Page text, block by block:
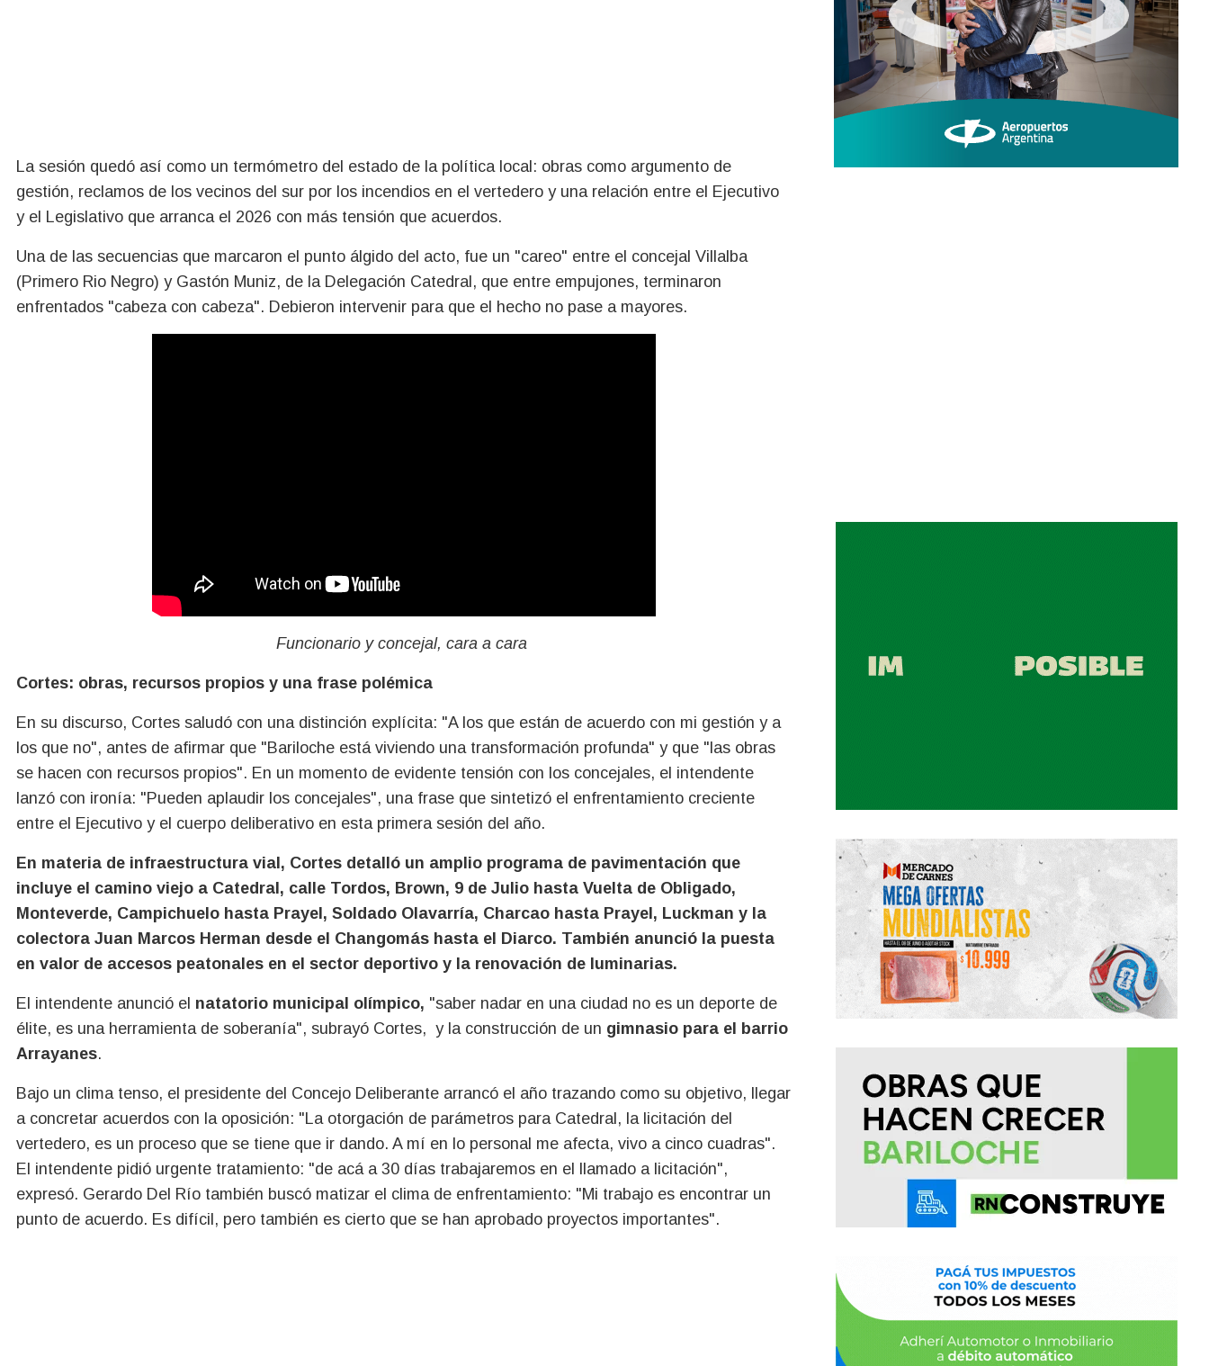
La sesión quedó así como un termómetro del estado de la política local: obras como argumento de
gestión, reclamos de los vecinos del sur por los incendios en el vertedero y una relación entre el Ejecutivo
y el Legislativo que arranca el 2026 con más tensión que acuerdos.
Una de las secuencias que marcaron el punto álgido del acto, fue un "careo" entre el concejal Villalba
(Primero Rio Negro) y Gastón Muniz, de la Delegación Catedral, que entre empujones, terminaron
enfrentados "cabeza con cabeza". Debieron intervenir para que el hecho no pase a mayores.
Funcionario y concejal, cara a cara
Cortes: obras, recursos propios y una frase polémica
En su discurso, Cortes saludó con una distinción explícita: "A los que están de acuerdo con mi gestión y a
los que no", antes de afirmar que "Bariloche está viviendo una transformación profunda" y que "las obras
se hacen con recursos propios". En un momento de evidente tensión con los concejales, el intendente
lanzó con ironía: "Pueden aplaudir los concejales", una frase que sintetizó el enfrentamiento creciente
entre el Ejecutivo y el cuerpo deliberativo en esta primera sesión del año.
En materia de infraestructura vial, Cortes detalló un amplio programa de pavimentación que
incluye el camino viejo a Catedral, calle Tordos, Brown, 9 de Julio hasta Vuelta de Obligado,
Monteverde, Campichuelo hasta Prayel, Soldado Olavarría, Charcao hasta Prayel, Luckman y la
colectora Juan Marcos Herman desde el Changomás hasta el Diarco. También anunció la puesta
en valor de accesos peatonales en el sector deportivo y la renovación de luminarias.
El intendente anunció el natatorio municipal olímpico, "saber nadar en una ciudad no es un deporte de
élite, es una herramienta de soberanía", subrayó Cortes, y la construcción de un gimnasio para el barrio
Arrayanes.
Bajo un clima tenso, el presidente del Concejo Deliberante arrancó el año trazando como su objetivo, llegar
a concretar acuerdos con la oposición: "La otorgación de parámetros para Catedral, la licitación del
vertedero, es un proceso que se tiene que ir dando. A mí en lo personal me afecta, vivo a cinco cuadras".
El intendente pidió urgente tratamiento: "de acá a 30 días trabajaremos en el llamado a licitación",
expresó. Gerardo Del Río también buscó matizar el clima de enfrentamiento: "Mi trabajo es encontrar un
punto de acuerdo. Es difícil, pero también es cierto que se han aprobado proyectos importantes".